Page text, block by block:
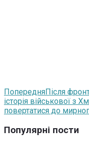
ПопередняПісля
історія військової з
повертатися до
Популярні пости